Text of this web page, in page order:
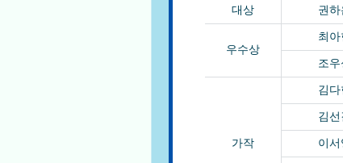
대상 권하
우수상
최아
조우
가작
김다
김선
이서